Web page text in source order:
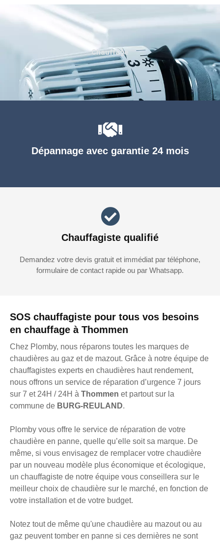
SOS chauffagiste pour tous vos besoins
en chauffage à Thommen
Chez Plomby, nous réparons toutes les marques de
chaudières au gaz et de mazout. Grâce à notre équipe de
chauffagistes experts en chaudières haut rendement,
nous offrons un service de réparation d’urgence 7 jours
sur 7 et 24H / 24H à Thommen et partout sur la
commune de BURG-REULAND.
Plomby vous offre le service de réparation de votre
chaudière en panne, quelle qu’elle soit sa marque. De
même, si vous envisagez de remplacer votre chaudière
par un nouveau modèle plus économique et écologique,
un chauffagiste de notre équipe vous conseillera sur le
meilleur choix de chaudière sur le marché, en fonction de
votre installation et de votre budget.
Notez tout de même qu'une chaudière au mazout ou au
gaz peuvent tomber en panne si ces dernières ne sont
Dépannage avec garantie 24 mois
Chauffagiste qualifié
Demandez votre devis gratuit et immédiat par téléphone,
formulaire de contact rapide ou par Whatsapp.
Chauffage